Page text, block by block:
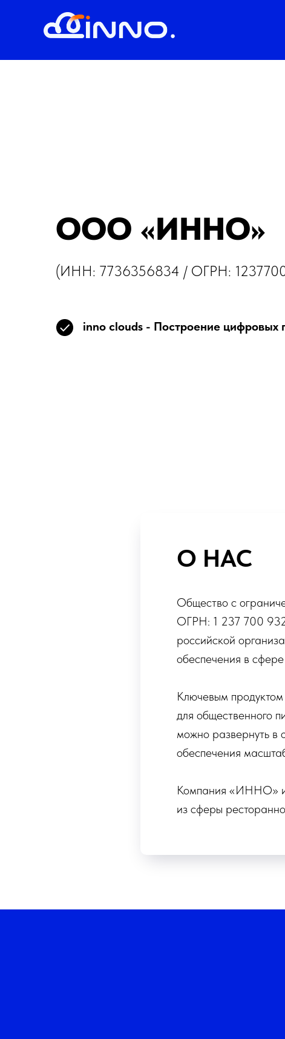
ООО «ИННО»
(ИНН: 7736356834 / ОГРН:
inno clouds - Построение цифровых
О НАС
Общество с
ОГРН: 1 237 700
российской
обеспечения в
Ключевым
для общественного
можно развернуть
обеспечения
Компания «ИННО»
из сферы